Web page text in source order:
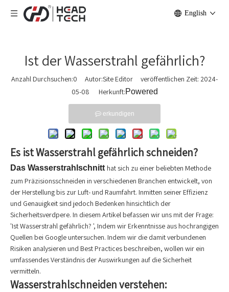
English
Ist der Wasserstrahl gefährlich?
Anzahl Durchsuchen:0 Autor:Site Editor veröffentlichen Zeit: 2024-
05-08 Herkunft:Powered
erkundigen
Es ist Wasserstrahl gefährlich schneiden?
Das Wasserstrahlschnitt hat sich zu einer beliebten Methode
zum Präzisionsschneiden in verschiedenen Branchen entwickelt, von
der Herstellung bis zur Luft- und Raumfahrt. Inmitten seiner Effizienz
und Genauigkeit sind jedoch Bedenken hinsichtlich der
Sicherheitsverdpere. In diesem Artikel befassen wir uns mit der Frage:
'Ist Wasserstrahl gefährlich? ', Indem wir Erkenntnisse aus hochrangigen
Quellen bei Google untersuchen. Indem wir die damit verbundenen
Risiken analysieren und Best Practices beschreiben, wollen wir ein
umfassendes Verständnis der Auswirkungen auf die Sicherheit
vermitteln.
Wasserstrahlschneiden verstehen: